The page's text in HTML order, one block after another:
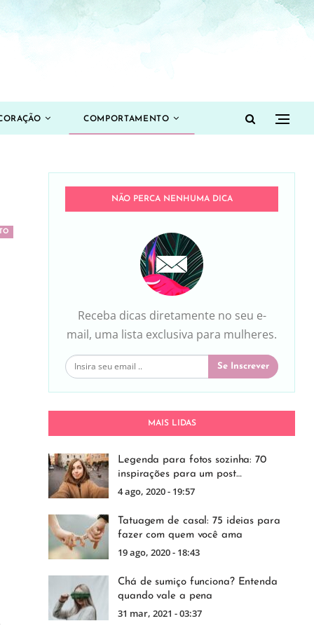
COMPORTAMENTO
NÃO PERCA NENHUMA DICA
Receba dicas diretamente no seu e-
mail, uma lista exclusiva para mulheres.
Se Inscrever
MAIS LIDAS
Legenda para fotos sozinha: 70
inspirações para um post…
4 ago, 2020 - 19:57
Tatuagem de casal: 75 ideias para
fazer com quem você ama
19 ago, 2020 - 18:43
Chá de sumiço funciona? Entenda
quando vale a pena
31 mar, 2021 - 03:37